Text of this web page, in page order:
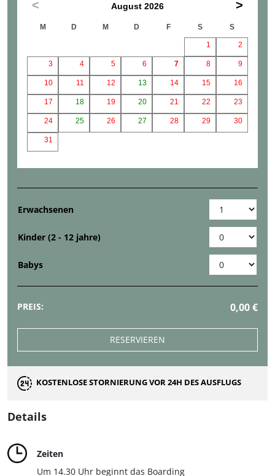
August 2026
M D M D F S S
1 2
3 4 5 6 7 8 9
10 11 12 13 14 15 16
17 18 19 20 21 22 23
24 25 26 27 28 29 30
31
Erwachsenen
Kinder (2 - 12 jahre)
Babys
PREIS: 0,00 €
RESERVIEREN
KOSTENLOSE STORNIERUNG VOR 24H DES AUSFLUGS
Details
Zeiten
Um 14.30 Uhr beginnt das Boarding